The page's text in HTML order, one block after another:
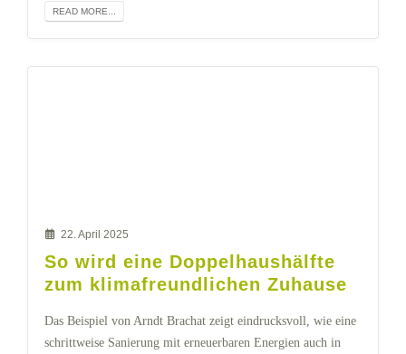
READ MORE...
22. April 2025
So wird eine Doppelhaushälfte
zum klimafreundlichen Zuhause
Das Beispiel von Arndt Brachat zeigt eindrucksvoll, wie eine
schrittweise Sanierung mit erneuerbaren Energien auch in